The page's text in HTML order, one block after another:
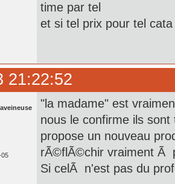
time par tel
et si tel prix pour tel
21:22:52
05
"la madame" est
nous le confirme ils
propose un nouveau
rÃ©flÃ©chir vraiment Ã
Si celÃ n'est pas du